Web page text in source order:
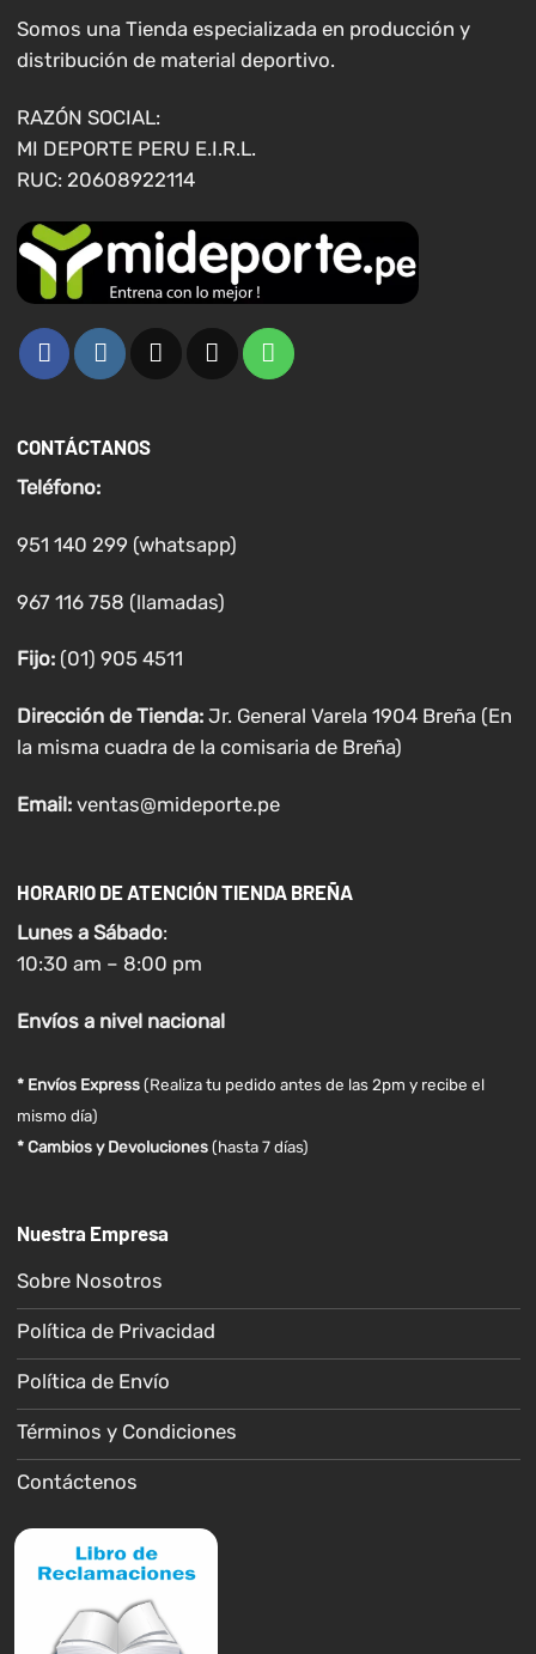
elegir
en
Somos una Tienda especializada en producción y
distribución de material deportivo.
RAZÓN SOCIAL:
MI DEPORTE PERU E.I.R.L.
RUC: 20608922114
CONTÁCTANOS
Teléfono:
951 140 299 (whatsapp)
967 116 758 (llamadas)
Fijo:(01) 905 4511
Dirección de Tienda: Jr. General Varela 1904 Breña (En
la misma cuadra de la comisaria de Breña)
Email: ventas@mideporte.pe
HORARIO DE ATENCIÓN TIENDA BREÑA
Lunes a Sábado:
10:30 am – 8:00 pm
Envíosa nivel nacional
* Envíos Express(Realiza tu pedido antes de las 2pm y recibe el
mismo día)
* Cambios y Devoluciones (hasta 7 días)
Nuestra Empresa
Sobre Nosotros
Política de Privacidad
Política de Envío
Términos y Condiciones
Contáctenos